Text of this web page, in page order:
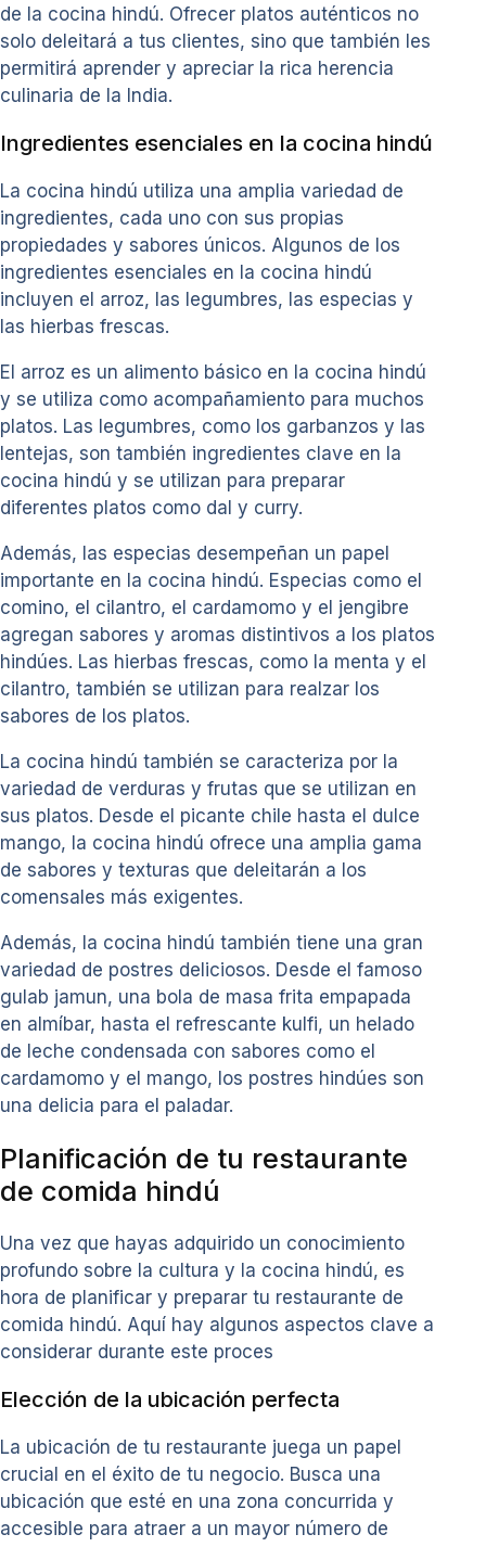
de la cocina hindú. Ofrecer platos auténticos no
solo deleitará a tus clientes, sino que también les
permitirá aprender y apreciar la rica herencia
culinaria de la India.
Ingredientes esenciales en la cocina hindú
La cocina hindú utiliza una amplia variedad de
ingredientes, cada uno con sus propias
propiedades y sabores únicos. Algunos de los
ingredientes esenciales en la cocina hindú
incluyen el arroz, las legumbres, las especias y
las hierbas frescas.
El arroz es un alimento básico en la cocina hindú
y se utiliza como acompañamiento para muchos
platos. Las legumbres, como los garbanzos y las
lentejas, son también ingredientes clave en la
cocina hindú y se utilizan para preparar
diferentes platos como dal y curry.
Además, las especias desempeñan un papel
importante en la cocina hindú. Especias como el
comino, el cilantro, el cardamomo y el jengibre
agregan sabores y aromas distintivos a los platos
hindúes. Las hierbas frescas, como la menta y el
cilantro, también se utilizan para realzar los
sabores de los platos.
La cocina hindú también se caracteriza por la
variedad de verduras y frutas que se utilizan en
sus platos. Desde el picante chile hasta el dulce
mango, la cocina hindú ofrece una amplia gama
de sabores y texturas que deleitarán a los
comensales más exigentes.
Además, la cocina hindú también tiene una gran
variedad de postres deliciosos. Desde el famoso
gulab jamun, una bola de masa frita empapada
en almíbar, hasta el refrescante kulfi, un helado
de leche condensada con sabores como el
cardamomo y el mango, los postres hindúes son
una delicia para el paladar.
Planificación de tu restaurante
de comida hindú
Una vez que hayas adquirido un conocimiento
profundo sobre la cultura y la cocina hindú, es
hora de planificar y preparar tu restaurante de
comida hindú. Aquí hay algunos aspectos clave a
considerar durante este proces
Elección de la ubicación perfecta
La ubicación de tu restaurante juega un papel
crucial en el éxito de tu negocio. Busca una
ubicación que esté en una zona concurrida y
accesible para atraer a un mayor número de